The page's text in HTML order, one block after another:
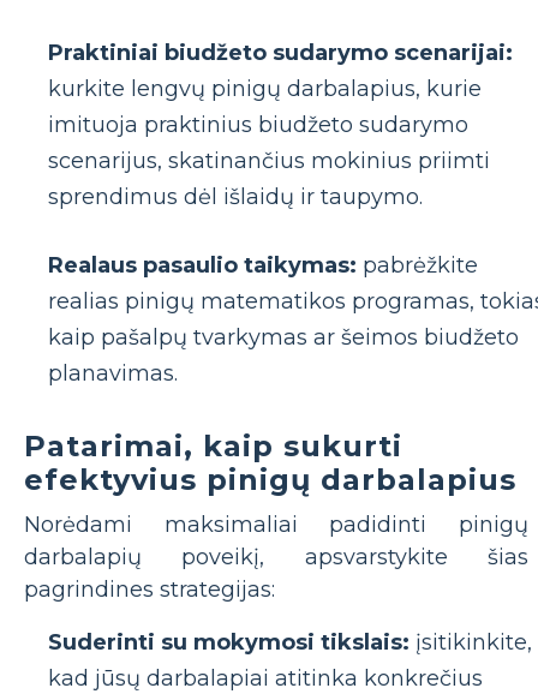
Praktiniai biudžeto sudarymo scenarijai:
kurkite lengvų pinigų darbalapius, kurie
imituoja praktinius biudžeto sudarymo
scenarijus, skatinančius mokinius priimti
sprendimus dėl išlaidų ir taupymo.
Realaus pasaulio taikymas: pabrėžkite
realias pinigų matematikos programas,
kaip pašalpų tvarkymas ar šeimos biudžeto
planavimas.
Patarimai, kaip sukurti
efektyvius pinigų darbalapius
Norėdami maksimaliai padidinti pinigų
darbalapių poveikį, apsvarstykite šias
pagrindines strategijas:
Suderinti su mokymosi tikslais: įsitikinkite,
kad jūsų darbalapiai atitinka konkrečius